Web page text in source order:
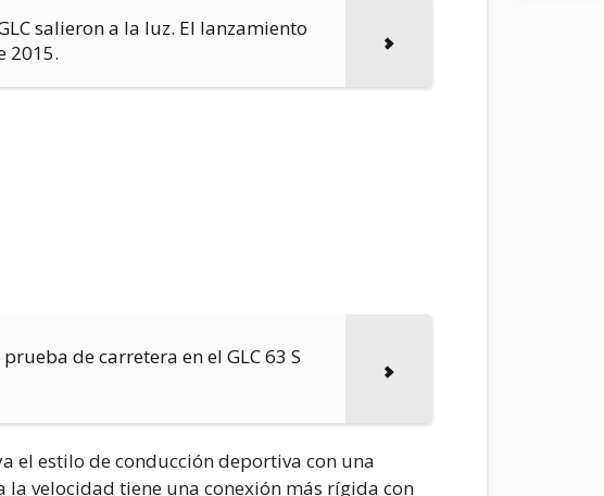
salieron a la luz. El lanzamiento
2015.
de carretera en el GLC 63 S
el estilo de conducción deportiva con una
velocidad tiene una conexión más rígida con